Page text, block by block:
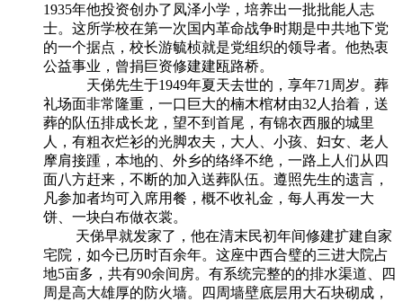
1935年他投资创办了凤泽小学，培养出一批批能人志
士。这所学校在第一次国内革命战争时期是中共地下党
的一个据点，校长游毓桢就是党组织的领导者。他热衷
公益事业，曾捐巨资修建建瓯路桥。
天俤先生于1949年夏天去世的，享年71周岁。葬
礼场面非常隆重，一口巨大的楠木棺材由32人抬着，送
葬的队伍排成长龙，望不到首尾，有锦衣西服的城里
人，有粗衣烂衫的光脚农夫，大人、小孩、妇女、老人
摩肩接踵，本地的、外乡的络绎不绝，一路上人们从四
面八方赶来，不断的加入送葬队伍。遵照先生的遗言，
凡参加者均可入席用餐，概不收礼金，每人再发一大
饼、一块白布做衣裳。
天俤早就发家了，他在清末民初年间修建扩建自家
宅院，如今已历时百余年。这座中西合璧的三进大院占
地5亩多，共有90余间房。有系统完整的的排水渠道、四
周是高大雄厚的防火墙。四周墙壁底层用大石块砌成，